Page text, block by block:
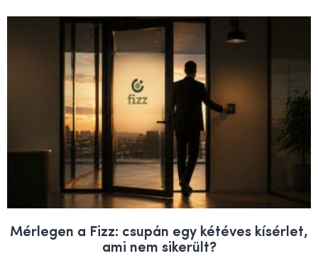
Mérlegen a Fizz: csupán egy kétéves kísérlet,
ami nem sikerült?